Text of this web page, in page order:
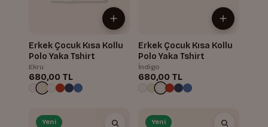
Erkek Çocuk Kısa Kollu
Polo Yaka Tshirt
Ekru
680,00 TL
Erkek Çocuk Kısa Kollu
Polo Yaka Tshirt
İndigo
680,00 TL
Yeni Yeni